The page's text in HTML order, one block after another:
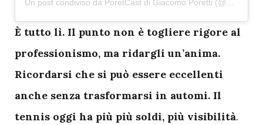
È tutto lì. Il punto non è togliere rigore al
professionismo, ma ridargli un’anima.
Ricordarsi che si può essere eccellenti
anche senza trasformarsi in automi. Il
tennis oggi ha più più soldi, più visibilità.